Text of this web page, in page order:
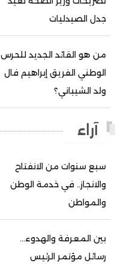
أحمد ولد آبه
أحمد ولد الديه
أحمد ولد السالك
أحمد ولد باهيه
أحمد ولد داداه
أحمد ولد علال
أحمد ولد محمد ديدي
أحمد ولد يحيى
جدل الصيدليات
من هو القائد الجديد للحرس
الوطني الفريق إبراهيم فال
ولد الشيباني؟
آراء
سبع سنوات من الانفتاح
والانجاز.. في خدمة الوطن
والمواطن
بين المعرفة والهدوء…
رسائل مؤتمر الرئيس